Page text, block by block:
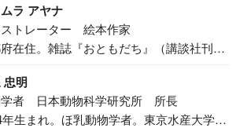
ラ アヤナ
トレーター 絵本作家
在住。雑誌『おともだち』（講談社刊）
忠明
者 日本動物科学研究所 所長
年生まれ。ほ乳動物学者。東京水産大学卒